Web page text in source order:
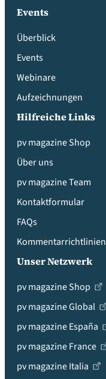
Events
Überblick
Events
Webinare
Aufzeichnungen
Hilfreiche Links
pv magazine Shop
Über uns
pv magazine Team
Kontaktformular
FAQs
Kommentarrichtlinien
Unser Netzwerk
pv magazine Shop
pv magazine Global
pv magazine España
pv magazine France
pv magazine Italia